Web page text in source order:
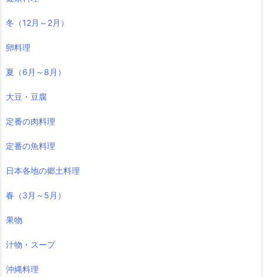
冬（12月～2月）
卵料理
夏（6月～8月）
大豆・豆腐
定番の肉料理
定番の魚料理
日本各地の郷土料理
春（3月～5月）
果物
汁物・スープ
沖縄料理